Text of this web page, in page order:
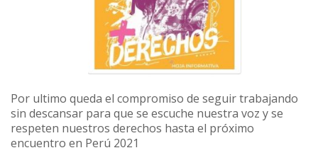
Por ultimo queda el compromiso de seguir trabajando
sin descansar para que se escuche nuestra voz y se
respeten nuestros derechos hasta el próximo
encuentro en Perú 2021